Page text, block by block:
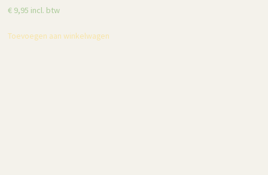
€ 9,95 incl. btw
Toevoegen aan winkelwagen